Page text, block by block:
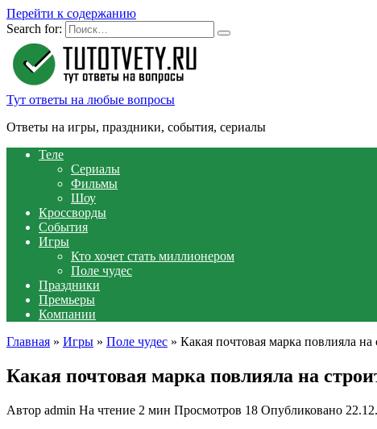
Перейти к содержанию
Search for:
Тут ответы на любые вопросы
Ответы на игры, праздники, события, сериалы
Теле
Сериалы
Фильмы
Шоу
Кроссворды
События
Игры
Кто хочет стать миллионером
Поле чудес
Праздники
Премьеры
Компании
Главная » Игры » Поле чудес » Какая почтовая марка повлияла
Какая почтовая марка повлияла на
Автор admin На чтение 2 мин Просмотров 18 Опубликовано